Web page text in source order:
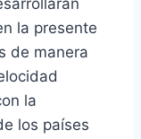
la presente
de manera
la
los países